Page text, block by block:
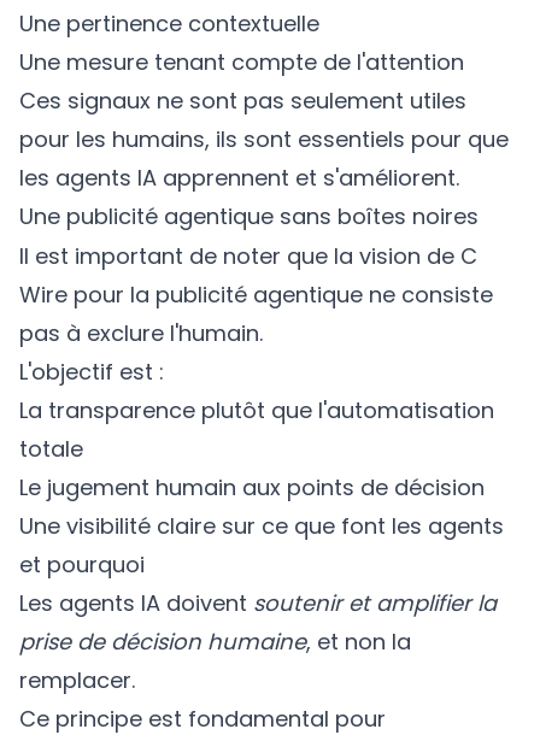
Une pertinence contextuelle
Une mesure tenant compte de l'attention
Ces signaux ne sont pas seulement utiles
pour les humains, ils sont essentiels pour que
les agents IA apprennent et s'améliorent.
Une publicité agentique sans boîtes noires
Il est important de noter que la vision de C
Wire pour la publicité agentique ne consiste
pas à exclure l'humain.
L'objectif est :
La transparence plutôt que l'automatisation
totale
Le jugement humain aux points de décision
Une visibilité claire sur ce que font les agents
et pourquoi
Les agents IA doivent soutenir et amplifier la
prise de décision humaine, et non la
remplacer.
Ce principe est fondamental pour